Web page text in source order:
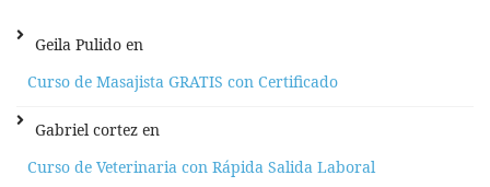
Geila Pulido en
Curso de Masajista GRATIS con Certificado
Gabriel cortez en
Curso de Veterinaria con Rápida Salida Laboral